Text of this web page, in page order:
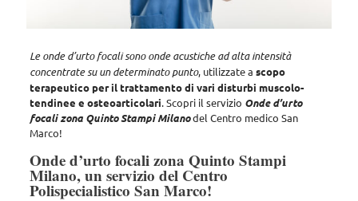
Le onde d’urto focali sono onde acustiche ad alta intensità
concentrate su un determinato punto, utilizzate a scopo
terapeutico per il trattamento di vari disturbi muscolo-
tendinee e osteoarticolari. Scopri il servizio Onde d’urto
focali zona Quinto Stampi Milanodel Centro medico San
Marco!
Onde d’urto focali zona Quinto Stampi
Milano, un servizio del Centro
Polispecialistico San Marco!